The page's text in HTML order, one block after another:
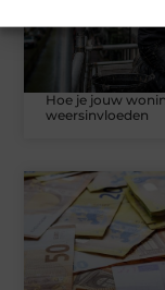
Hoe je jouw
weersinvloeden